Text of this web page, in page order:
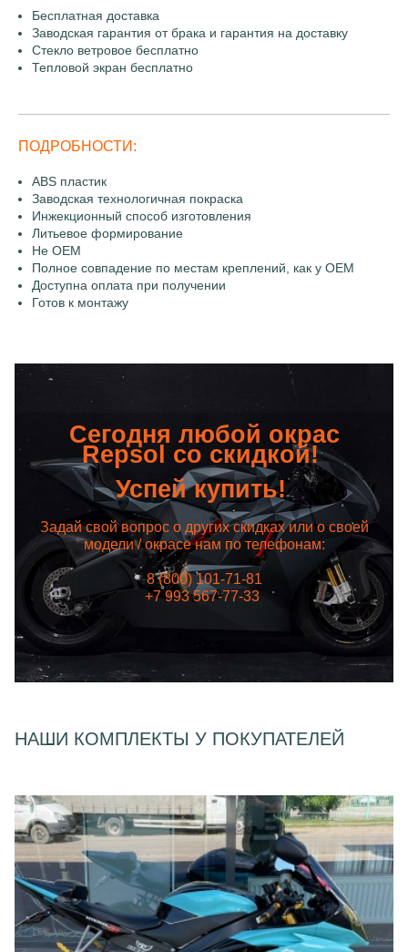
Бесплатная доставка
Заводская гарантия от брака и гарантия на доставку
Стекло ветровое бесплатно
Тепловой экран бесплатно
ПОДРОБНОСТИ:
ABS пластик
Заводская технологичная покраска
Инжекционный способ изготовления
Литьевое формирование
Не OEM
Полное совпадение по местам креплений, как у OEM
Доступна оплата при получении
Готов к монтажу
Сегодня любой окрас
Repsol со скидкой!
Успей купить!
Задай свой вопрос о других скидках или о своей
модели / окрасе нам по телефонам:
8 (800) 101-71-81
+7 993 567-77-33
НАШИ КОМПЛЕКТЫ У ПОКУПАТЕЛЕЙ